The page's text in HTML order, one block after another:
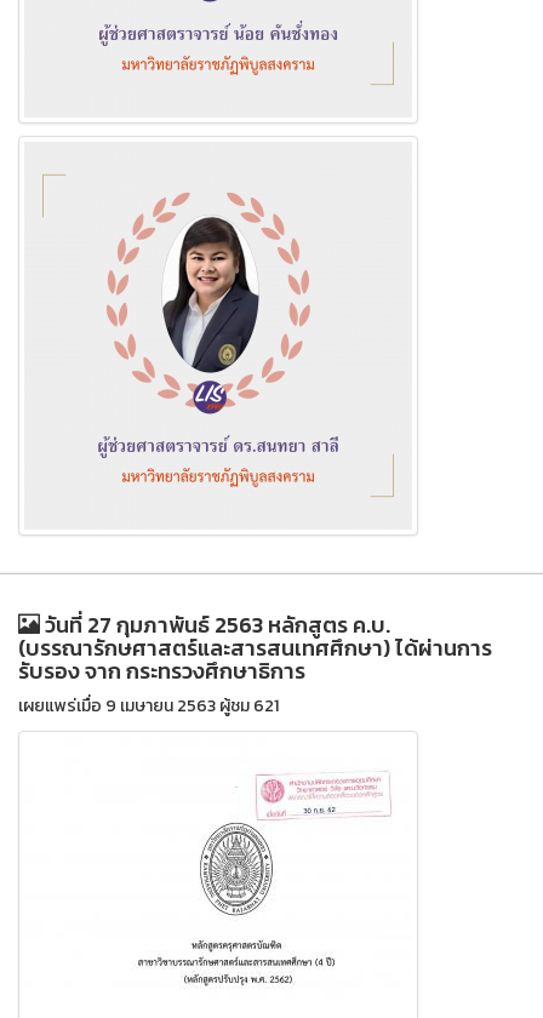
วันที่ 27 กุมภาพันธ์ 2563 หลักสูตร ค.บ.
(บรรณารักษศาสตร์และสารสนเทศศึกษา) ได้ผ่านการ
รับรอง จาก กระทรวงศึกษาธิการ
เผยแพร่เมื่อ 9 เมษายน 2563 ผู้ชม 621